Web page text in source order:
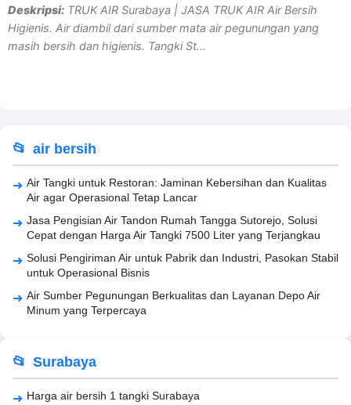
Deskripsi: TRUK AIR Surabaya | JASA TRUK AIR Air Bersih
Higienis. Air diambil dari sumber mata air pegunungan yang
masih bersih dan higienis. Tangki St...
air bersih
Air Tangki untuk Restoran: Jaminan Kebersihan dan Kualitas
Air agar Operasional Tetap Lancar
Jasa Pengisian Air Tandon Rumah Tangga Sutorejo, Solusi
Cepat dengan Harga Air Tangki 7500 Liter yang Terjangkau
Solusi Pengiriman Air untuk Pabrik dan Industri, Pasokan Stabil
untuk Operasional Bisnis
Air Sumber Pegunungan Berkualitas dan Layanan Depo Air
Minum yang Terpercaya
Surabaya
Harga air bersih 1 tangki Surabaya